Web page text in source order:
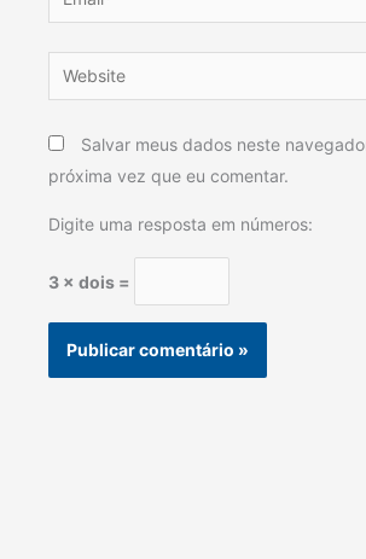
Website
Salvar meus dados neste
próxima vez que eu comentar.
Digite uma resposta em números:
3 × dois =